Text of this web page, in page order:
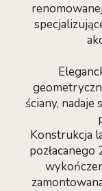
ściany, nadaje
Konstrukcja